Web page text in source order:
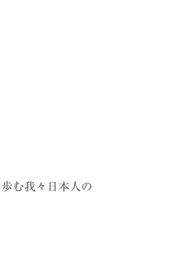
む我々日本人の